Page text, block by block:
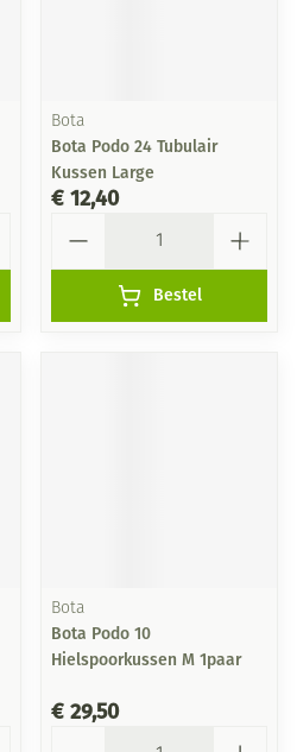
Bota
Bota Podo 24 Tubulair
Kussen Large
€ 12,40
Bestel
Bota
Bota Podo 10
Hielspoorkussen M 1paar
€ 29,50